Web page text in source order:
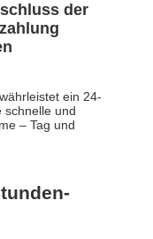
der
ein 24-
schnelle und
– Tag und